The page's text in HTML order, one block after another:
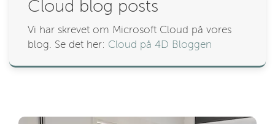
Cloud blog posts
Vi har skrevet om Microsoft Cloud på vores
blog. Se det her: Cloud på 4D Bloggen